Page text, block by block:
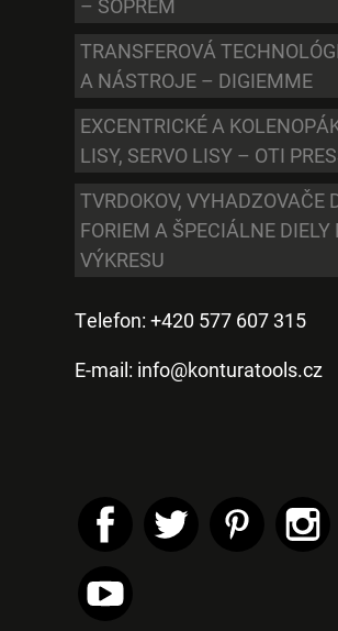
– SOPREM
TRANSFEROVÁ
A NÁSTROJE – DIGIEMME
EXCENTRICKÉ A
LISY, SERVO LISY – OTI
TVRDOKOV, VYHADZOVAČE
FORIEM A ŠPECIÁLNE DIELY
VÝKRESU
Telefon: +420 577 607 315
E-mail: info@konturatools.cz